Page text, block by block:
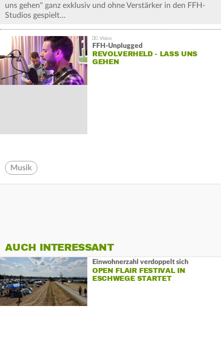
uns gehen" ganz exklusiv und ohne Verstärker in den FFH-
Studios gespielt...
FFH-Unplugged
REVOLVERHELD - LASS UNS
GEHEN
Musik
AUCH INTERESSANT
Einwohnerzahl verdoppelt sich
OPEN FLAIR FESTIVAL IN
ESCHWEGE STARTET